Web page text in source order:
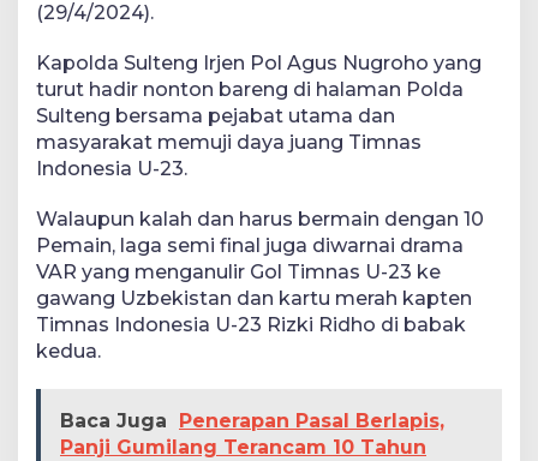
(29/4/2024).
Kapolda Sulteng Irjen Pol Agus Nugroho yang
turut hadir nonton bareng di halaman Polda
Sulteng bersama pejabat utama dan
masyarakat memuji daya juang Timnas
Indonesia U-23.
Walaupun kalah dan harus bermain dengan 10
Pemain, laga semi final juga diwarnai drama
VAR yang menganulir Gol Timnas U-23 ke
gawang Uzbekistan dan kartu merah kapten
Timnas Indonesia U-23 Rizki Ridho di babak
kedua.
Baca Juga
Penerapan Pasal Berlapis,
Panji Gumilang Terancam 10 Tahun